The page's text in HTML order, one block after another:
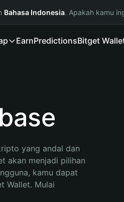
Bahasa Indonesia. Apakah kamu
EarnPredictionsBitget
yang andal dan
akan menjadi pilihan
kamu dapat
Wallet. Mulai